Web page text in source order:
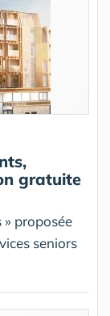
gratuite
proposée
seniors